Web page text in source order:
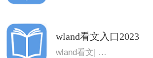
wland看文入口2023
wland看文 好用的阅读软件